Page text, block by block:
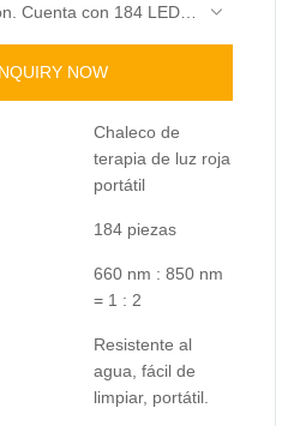
Cuenta con 184 LED
venta al por mayor y
Solicite
NOW
Chaleco de
terapia de luz roja
portátil
184 piezas
660 nm : 850 nm
= 1 : 2
Resistente al
agua, fácil de
limpiar, portátil.